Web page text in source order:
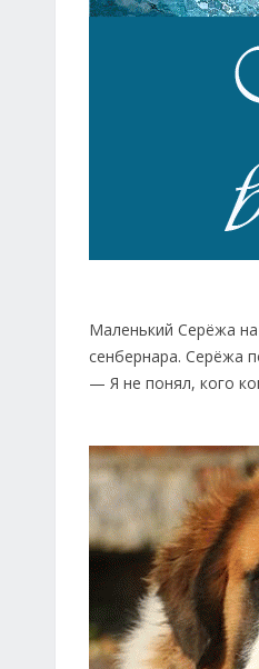
Маленький Серёжа
сенбернара. Серёжа
— Я не понял, кого